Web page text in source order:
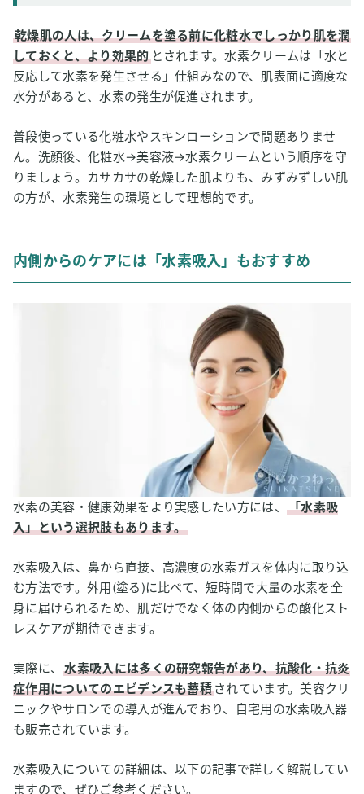
乾燥肌の人は、クリームを塗る前に化粧水でしっかり肌を潤
しておくと、より効果的とされます。水素クリームは「水と
反応して水素を発生させる」仕組みなので、肌表面に適度な
水分があると、水素の発生が促進されます。
普段使っている化粧水やスキンローションで問題ありませ
ん。洗顔後、化粧水→美容液→水素クリームという順序を守
りましょう。カサカサの乾燥した肌よりも、みずみずしい肌
の方が、水素発生の環境として理想的です。
内側からのケアには「水素吸入」もおすすめ
水素の美容・健康効果をより実感したい方には、「水素吸
入」という選択肢もあります。
水素吸入は、鼻から直接、高濃度の水素ガスを体内に取り込
む方法です。外用(塗る)に比べて、短時間で大量の水素を全
身に届けられるため、肌だけでなく体の内側からの酸化スト
レスケアが期待できます。
実際に、水素吸入には多くの研究報告があり、抗酸化・抗炎
症作用についてのエビデンスも蓄積 されています。美容クリ
ニックやサロンでの導入が進んでおり、自宅用の水素吸入器
も販売されています。
水素吸入についての詳細は、以下の記事で詳しく解説してい
ますので、ぜひご参考ください。